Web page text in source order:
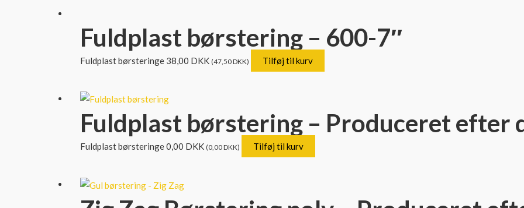
Fuldplast børstering – 600-7″
Fuldplast børsteringe 38,00 DKK (47,50DKK) Tilføj til kurv
Fuldplast børstering – Produceret efter
Fuldplast børsteringe0,00 DKK (0,00DKK) Tilføj til kurv